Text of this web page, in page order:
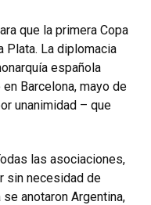
que la primera Copa
Plata. La diplomacia
española
Barcelona, mayo de
unanimidad – que
las asociaciones,
sin necesidad de
anotaron Argentina,